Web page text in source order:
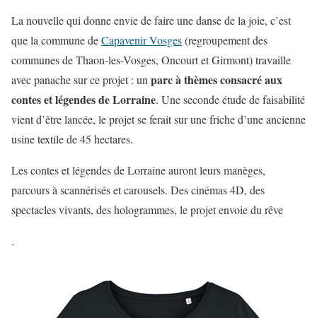
La nouvelle qui donne envie de faire une danse de la joie, c’est
que la commune deCapavenir Vosges(regroupement des
communes de Thaon-les-Vosges, Oncourt et Girmont) travaille
avec panache sur ce projet : un parc à thèmes consacré aux
contes et légendes de Lorraine. Une seconde étude de faisabilité
vient d’être lancée, le projet se ferait sur une friche d’une ancienne
usine textile de 45 hectares.
Les contes et légendes de Lorraine auront leurs manèges,
parcours à scannérisés et carousels. Des cinémas 4D, des
spectacles vivants, des hologrammes, le projet envoie du rêve
.